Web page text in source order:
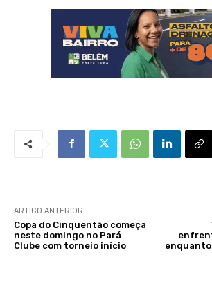
ARTIGO ANTERIOR
Copa do Cinquentão começa
neste domingo no Pará
Clube com torneio início
enquanto